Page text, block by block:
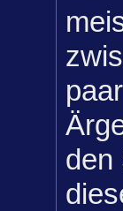
den